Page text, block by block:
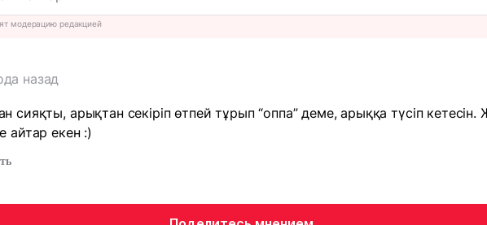
модерацию редакцией
назад
сияқты, арықтан секіріп өтпей тұрып “оппа” деме, арыққа түсіп
айтар екен :)